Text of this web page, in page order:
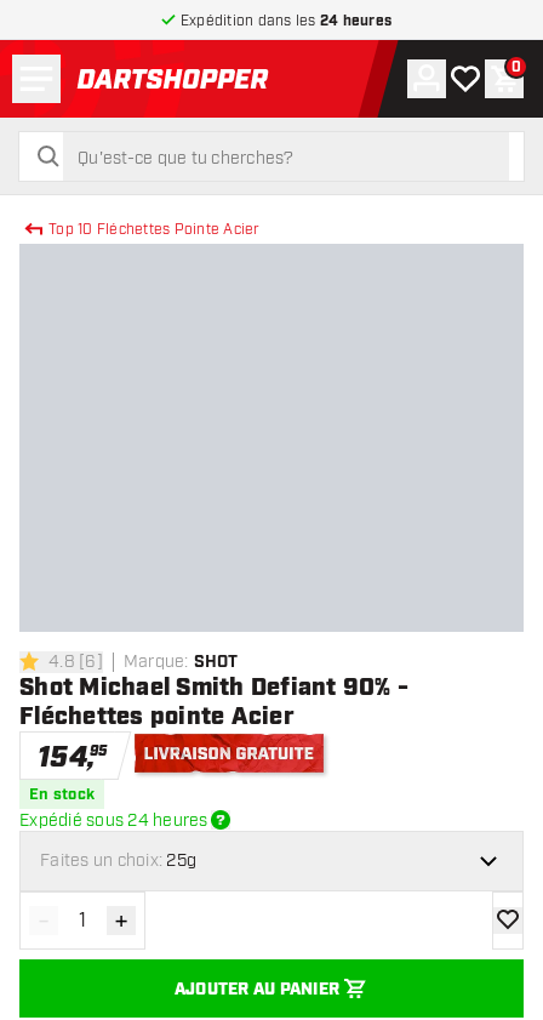
Expédition dans les 24 heures
retour à la page d’accueil
rechercher
rechercher
Compte
Ma liste0
Top 10 Fléchettes Pointe Acier
4.8 étoiles de notation
4.8 [6] Marque: SHOT
Shot Michael Smith Defiant 90% -
Fléchettes pointe Acier
154,95
En stock
Expédié sous 24 heures
Faites un choix: 25g
Diminuer la quantité
- Augmenter la quantité
+
AJOUTER AU PANIER